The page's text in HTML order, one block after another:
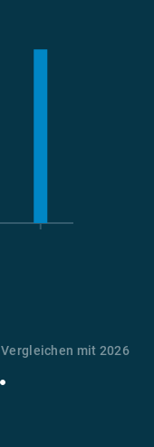
Vergleichen mit 2026